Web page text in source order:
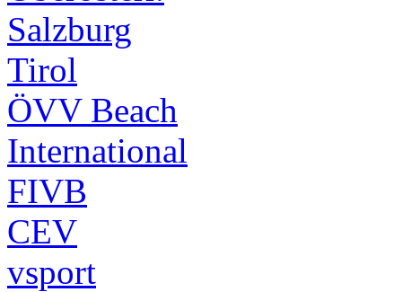
Salzburg
Tirol
ÖVV Beach
International
FIVB
CEV
vsport